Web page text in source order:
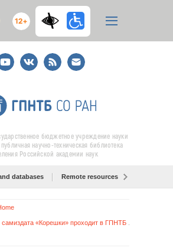
12+
ВКонтакте
RSS
E-
mail
подписка
бюджетное учреждение науки
публичная научно-техническая библиотека
Российской академии наук
databases Remote resources